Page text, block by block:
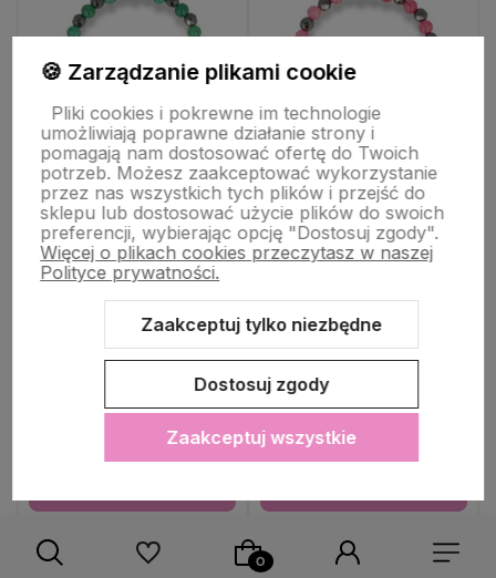
Bransoletka damska zielona
z szarymi kamieniami
14,90 zł
39,90 zł
Bransoletka damska różowa
z szarymi kamieniami
14,90 zł
Cena regularna: 39,90 zł
KOLORY:
WYSYŁKA 24H
WYSYŁKA 24H Do ulubionychWYSYŁKA 24H
WYSYŁKA 24H Do
🍪 Zarządzanie plikami cookie
Pliki cookies i pokrewne im technologie
umożliwiają poprawne działanie strony i
pomagają nam dostosować ofertę do Twoich
potrzeb. Możesz zaakceptować wykorzystanie
przez nas wszystkich tych plików i przejść do
sklepu lub dostosować użycie plików do swoich
preferencji, wybierając opcję "Dostosuj zgody".
Więcej o plikach cookies przeczytasz w naszej
Polityce prywatności.
Zaakceptuj tylko niezbędne
Dostosuj zgody
Zaakceptuj wszystkie